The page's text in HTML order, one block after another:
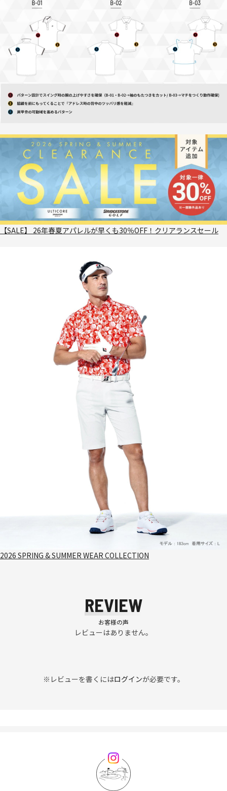
【SALE】 26年春夏アパレルが早くも30％OFF！クリアランスセール
2026 SPRING & SUMMER WEAR COLLECTION
REVIEW
お客様の声
レビューはありません。
※レビューを書くにはログインが必要です。